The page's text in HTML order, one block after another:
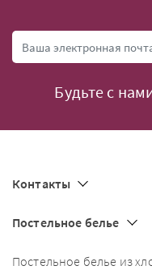
Будьте с
Контакты
Постельное белье
Постельное белье из